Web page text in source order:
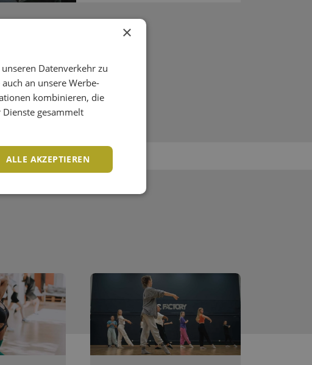
×
Datenverkehr zu
an unsere Werbe-
kombinieren, die
gesammelt
ALLE AKZEPTIEREN